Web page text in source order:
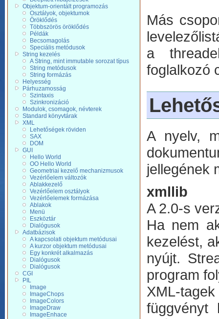
Objektum-orientált programozás
Osztályok, objektumok
Öröklődés
Többszörös öröklődés
Példák
Becsomagolás
Speciális metódusok
String kezelés
A String, mint immutable sorozat típus
String metódusok
String formázás
Helyesség
Párhuzamosság
Szintaxis
Szinkronizáció
Modulok, csomagok, névterek
Standard könyvtárak
XML
Lehetőségek röviden
SAX
DOM
GUI
Hello World
OO Hello World
Geometriai kezelő mechanizmusok
Vezérlőelem változók
Ablakkezelő
Vezérlőelem osztályok
Vezérlőelemek formázása
Ablakok
Menü
Eszköztár
Dialógusok
Adatbázisok
A kapcsolati objektum metódusai
A kurzor objektum metódusai
Egy konkrét alkalmazás
Dialógusok
Dialógusok
CGI
PIL
Image
ImageChops
ImageColors
ImageDraw
ImageEnhace
Más
a
foglalkozó
A nyelv,
jellegének
xmllib
A 2.0-s
Ha nem
kezelést,
nyújt.
program
XML-
függvényt